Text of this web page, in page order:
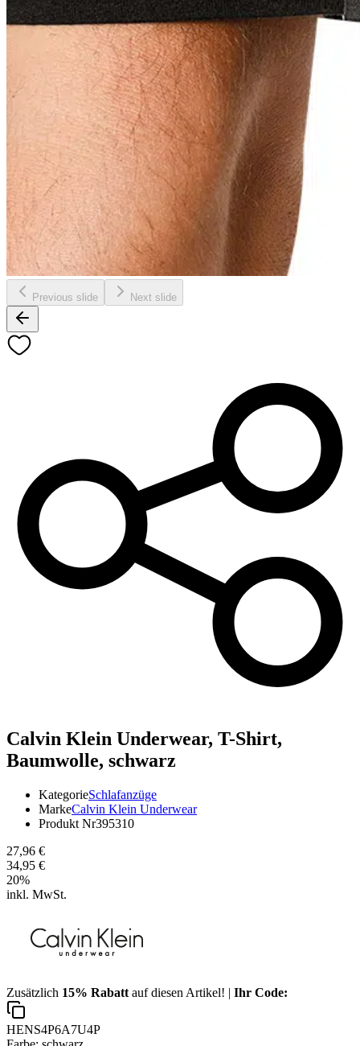
Previous slide Next slide
Calvin Klein Underwear, T-Shirt,
Baumwolle, schwarz
KategorieSchlafanzüge
MarkeCalvin Klein Underwear
Produkt Nr395310
27,96 €
34,95 €
20%
inkl. MwSt.
Zusätzlich 15% Rabatt auf diesen Artikel! | Ihr Code:
HENS4P6A7U4P